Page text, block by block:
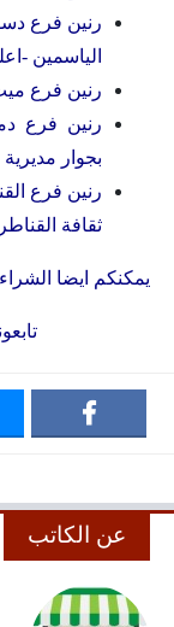
رنين فرع
الياسمين -
رنين فرع
رنين فرع
بجوار
ثقافة
يمكنكم ايضا
عن الكاتب